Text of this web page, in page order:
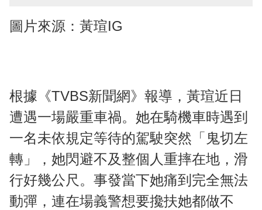
圖片來源：黃瑄IG
根據《TVBS新聞網》報導，黃瑄近日
遭遇一場嚴重車禍。她在騎機車時遇到
一名未依規定等待的駕駛突然「鬼切左
轉」，她閃避不及整個人重摔在地，滑
行好幾公尺。事發當下她痛到完全無法
動彈，連在場義警想要攙扶她都做不